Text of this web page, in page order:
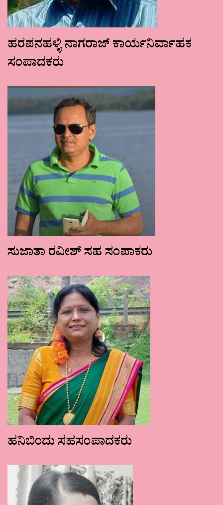
ಹರಪನಹಳ್ಳಿ ನಾಗರಾಜ್ ಕಾರ್ಯನಿರ್ವಾಹಕ
ಸಂಪಾದಕರು
ಸುಜಾತಾ ರವೀಶ್ ಸಹ ಸಂಪಾಕರು
ಹನಿಬಿಂದು ಸಹಸಂಪಾದಕರು